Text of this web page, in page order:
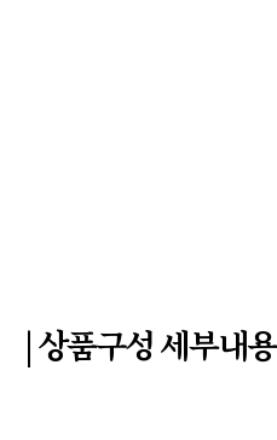
| 상품구성 세부내용